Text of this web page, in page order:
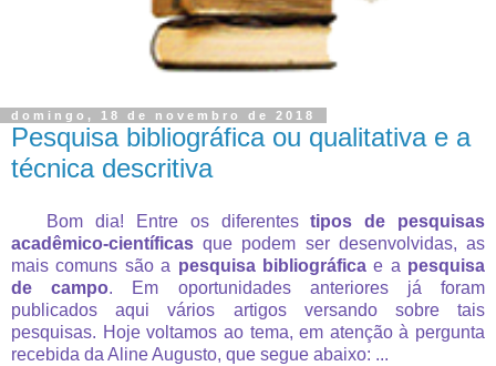
domingo, 18 de novembro de 2018
Pesquisa bibliográfica ou qualitativa e a
técnica descritiva
Bom dia! Entre os diferentestipos de pesquisas
acadêmico-científicas que podem ser desenvolvidas, as
mais comuns são a pesquisa bibliográficae a pesquisa
de campo. Em oportunidades anteriores já foram
publicados aqui vários artigos versando sobre tais
pesquisas. Hoje voltamos ao tema, em atenção à pergunta
recebida da Aline Augusto, que segue abaixo: ...